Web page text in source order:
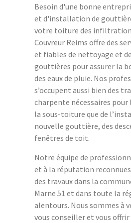
Besoin d'une bonne
et d'installation de
votre toiture des
Couvreur Reims offre des
et fiables de nettoyage et
gouttières pour assurer la
des eaux de pluie. Nos
s’occupent aussi bien des
charpente nécessaires
la sous-toiture que de
nouvelle gouttière, des
fenêtres de toit.
Notre équipe de
et à la réputation
des travaux dans la
Marne 51 et dans toute la
alentours. Nous sommes à
vous conseiller et vous